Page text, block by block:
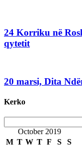
24 Korriku në
qytetit
20 marsi, Dita
Kerko
October 2019
M T W T F S
S